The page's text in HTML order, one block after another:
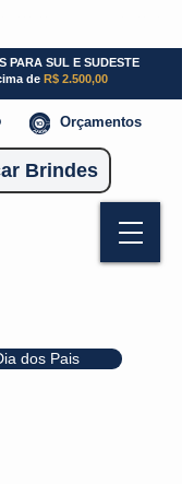
dos Pais
PARA SUL E SUDESTE
de R$ 2.500,00
Orçamentos
Brindes